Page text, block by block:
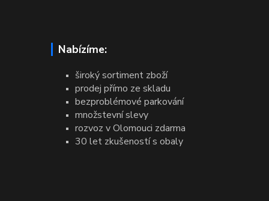
Nabízíme:
široký sortiment zboží
prodej přímo ze skladu
bezproblémové parkování
množstevní slevy
rozvoz v Olomouci zdarma
30 let zkušeností s obaly